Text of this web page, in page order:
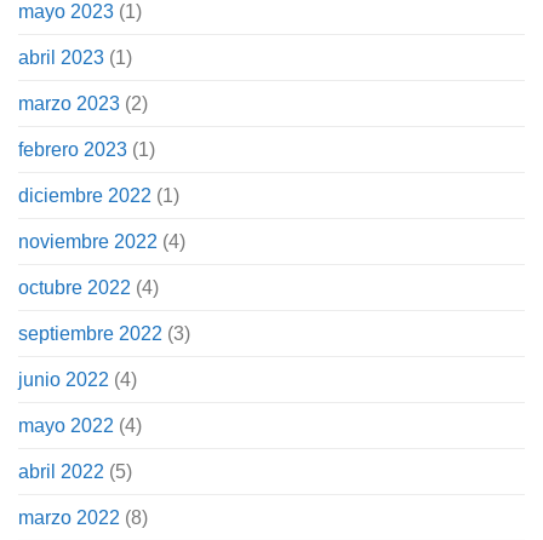
mayo 2023 (1)
abril 2023 (1)
marzo 2023 (2)
febrero 2023 (1)
diciembre 2022 (1)
noviembre 2022 (4)
octubre 2022 (4)
septiembre 2022 (3)
junio 2022 (4)
mayo 2022 (4)
abril 2022 (5)
marzo 2022 (8)